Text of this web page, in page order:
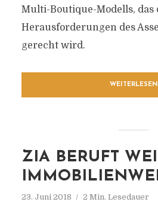
Multi-Boutique-Modells, das
Herausforderungen des
gerecht wird.
WEITERLESEN
ZIA BERUFT
23. Juni 2018 2 Min. Lesedauer